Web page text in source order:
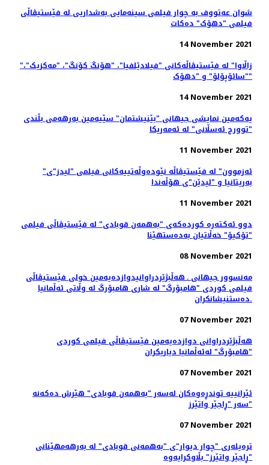
شوان عەتووف به چوار فیلمی سینەمایی بەشداریی لە فێستیڤاڵی
فیلمی "دهۆک" دەكات
14 November 2021
"زاڵاوا" لە فێستیڤاڵەکانی "فیلادێلفیا"، "هۆنگ کۆنگ"، "مەکزیک"،
"سائۆپۆلۆ" و "دهۆک"
14 November 2021
یەکەمین نمایشی جیهانی "بێنیشتمان" سێیەمین بەرهەمی بڵندی
"توورج ئەسڵانی" لە ئەمەریکا
11 November 2021
"ئەزموون" لە فێستیڤاڵە نێودەوڵەتییەکانی فیلمی "لیدز"ی
بەریتانیا و "لیدێن"ی هۆڵەندا
11 November 2021
دوو ئەکتەرە کوردەکەی "بەهمەن قوبادی" لە فێستیڤاڵی فیلمی
"تۆکیۆ" خەڵاتیان بەدەستهێنا
08 November 2021
مەنسوور جیهانی ـ هه‌ڵبژێردراوانیدوازدەیەمین خولی فێستیڤاڵی
فیلمی کوردی "هامبۆرگ" لە شاری هامبۆرگ لە وڵاتی ئەڵمانیا
ده‌ستنیشانکران.
07 November 2021
هه‌ڵبژێردراوانی دوازدەیەمین فێستیڤاڵی فیلمی کوردی
"هامبۆرگ" لەئەڵمانیا دیاریکران
07 November 2021
ئێرانییە توندڕەوەکان لەسەر "بەهمەن قوبادی" هێرش دەکەنە
سەر "ڕاجێر واتێرز"
07 November 2021
ترەیلەری "چوار دیوار"ی "بەهمەنی قوبادی" لە بەرهەمهێنانی
"ڕاجێر واتێرز" بڵاوکرایەوە